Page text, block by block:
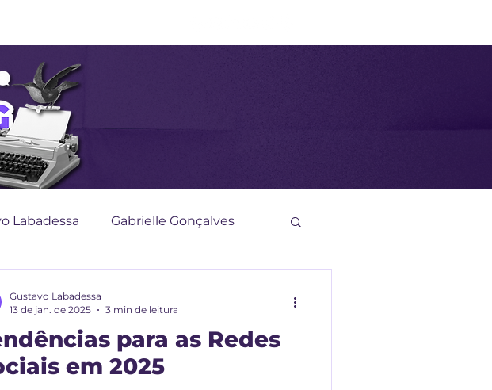
Labadessa Gabrielle Gonçalves
para as Redes
em 2025
Gustavo Labadessa
13 de jan. de 2025
3 min de leitura